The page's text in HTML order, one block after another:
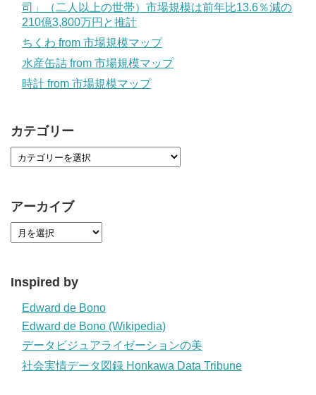
司」（二人以上の世帯）市場規模は前年比13.6％減の
210億3,800万円と推計
ちくわ from 市場規模マップ
水産缶詰 from 市場規模マップ
時計 from 市場規模マップ
カテゴリー
アーカイブ
Inspired by
Edward de Bono
Edward de Bono (Wikipedia)
データビジュアライゼーションの美
社会実情データ図録 Honkawa Data Tribune